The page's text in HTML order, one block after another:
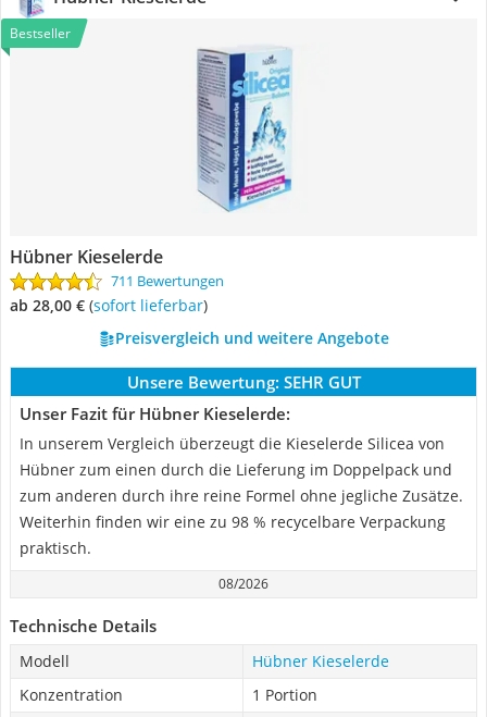
Bestseller
Hübner Kieselerde
711 Bewertungen
ab 28,00 € ( Sofort lieferbar)
Preisvergleich und weitere Angebote
Unsere Bewertung: SEHR GUT
Unser Fazit für Hübner Kieselerde:
In unserem Vergleich überzeugt die Kieselerde Silicea von
Hübner zum einen durch die Lieferung im Doppelpack und
zum anderen durch ihre reine Formel ohne jegliche Zusätze.
Weiterhin finden wir eine zu 98 % recycelbare Verpackung
praktisch.
08/2026
Technische Details
Modell
Hübner Kieselerde
Konzentration
1 Portion